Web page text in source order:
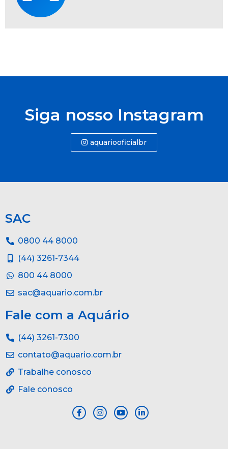
Siga nosso Instagram
aquariooficialbr
SAC
0800 44 8000
(44) 3261-7344
800 44 8000
sac@aquario.com.br
Fale com a Aquário
(44) 3261-7300
contato@aquario.com.br
Trabalhe conosco
Fale conosco